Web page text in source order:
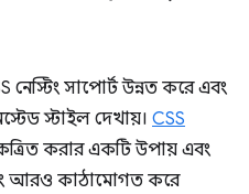
নেস্টিং সাপোর্ট উন্নত করে এবং
স্টাইল দেখায়। CSS
করার একটি উপায় এবং
আরও কাঠামোগত করে